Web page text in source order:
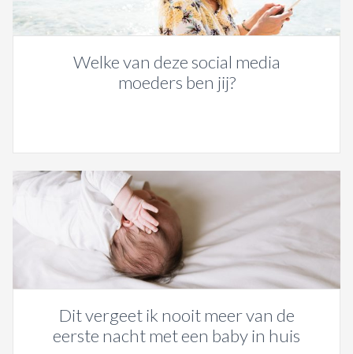
Welke van deze social media
moeders ben jij?
Dit vergeet ik nooit meer van de
eerste nacht met een baby in huis